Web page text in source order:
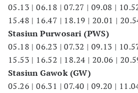
05.13 | 06.18 | 07.27 | 09.08 |
15.48 | 16.47 | 18.19 | 20.01 |
Stasiun Purwosari (PWS)
05.18 | 06.23 | 07.32 | 09.13 |
15.53 | 16.52 | 18.24 | 20.06 |
Stasiun Gawok (GW)
05.26 | 06.31 | 07.40 | 09.20 |